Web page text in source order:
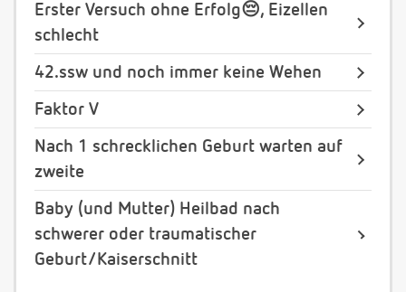
Erster Versuch ohne Erfolg😔, Eizellen
schlecht
42.ssw und noch immer keine Wehen
Faktor V
Nach 1 schrecklichen Geburt warten auf
zweite
Baby (und Mutter) Heilbad nach
schwerer oder traumatischer
Geburt/Kaiserschnitt